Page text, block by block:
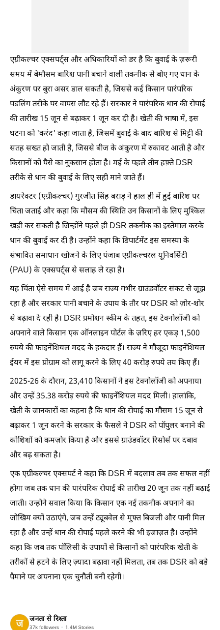
एग्रीकल्चर एक्सपर्ट्स और अधिकारियों को डर है कि बुवाई के ज़रूरी
समय में बेमौसम बारिश पानी बचाने वाली तकनीक से बोए गए धान के
अंकुरण पर बुरा असर डाल सकती है, जिससे कई किसान पारंपरिक
पडलिंग तरीके पर वापस लौट रहे हैं। सरकार ने पारंपरिक धान की रोपाई
की तारीख 15 जून से बढ़ाकर 1 जून कर दी है। खेती की भाषा में, इस
घटना को 'करंद' कहा जाता है, जिसमें बुवाई के बाद बारिश से मिट्टी की
सतह सख्त हो जाती है, जिससे बीज के अंकुरण में रुकावट आती है और
किसानों को पैसे का नुकसान होता है। मई के पहले तीन हफ़्ते DSR
तरीके से धान की बुवाई के लिए सही माने जाते हैं।
डायरेक्टर (एग्रीकल्चर) गुरजीत सिंह बराड़ ने हाल ही में हुई बारिश पर
चिंता जताई और कहा कि मौसम की स्थिति उन किसानों के लिए मुश्किल
खड़ी कर सकती है जिन्होंने पहले ही DSR तकनीक का इस्तेमाल करके
धान की बुवाई कर दी है। उन्होंने कहा कि डिपार्टमेंट इस समस्या के
संभावित समाधान खोजने के लिए पंजाब एग्रीकल्चरल यूनिवर्सिटी
(PAU) के एक्सपर्ट्स से सलाह ले रहा है।
यह चिंता ऐसे समय में आई है जब राज्य गंभीर ग्राउंडवॉटर संकट से जूझ
रहा है और सरकार पानी बचाने के उपाय के तौर पर DSR को ज़ोर-शोर
से बढ़ावा दे रही है। DSR प्रमोशन स्कीम के तहत, इस टेक्नोलॉजी को
अपनाने वाले किसान एक ऑनलाइन पोर्टल के ज़रिए हर एकड़ 1,500
रुपये की फाइनेंशियल मदद के हकदार हैं। राज्य ने मौजूदा फाइनेंशियल
ईयर में इस प्रोग्राम को लागू करने के लिए 40 करोड़ रुपये तय किए हैं।
2025-26 के दौरान, 23,410 किसानों ने इस टेक्नोलॉजी को अपनाया
और उन्हें 35.38 करोड़ रुपये की फाइनेंशियल मदद मिली। हालांकि,
खेती के जानकारों का कहना है कि धान की रोपाई का मौसम 15 जून से
बढ़ाकर 1 जून करने के सरकार के फैसले ने DSR को पॉपुलर बनाने की
कोशिशों को कमज़ोर किया है और इससे ग्राउंडवॉटर रिसोर्स पर दबाव
और बढ़ सकता है।
एक एग्रीकल्चर एक्सपर्ट ने कहा कि DSR में बदलाव तब तक सफल नहीं
होगा जब तक धान की पारंपरिक रोपाई की तारीख 20 जून तक नहीं बढ़ाई
जाती। उन्होंने सवाल किया कि किसान एक नई तकनीक अपनाने का
जोखिम क्यों उठाएंगे, जब उन्हें ट्यूबवेल से मुफ्त बिजली और पानी मिल
रहा है और उन्हें धान की रोपाई पहले करने की भी इजाज़त है। उन्होंने
कहा कि जब तक पॉलिसी के उपायों से किसानों को पारंपरिक खेती के
तरीकों से हटने के लिए ज़्यादा बढ़ावा नहीं मिलता, तब तक DSR को बड़े
पैमाने पर अपनाना एक चुनौती बनी रहेगी।
जनता से रिश्ता
37k followers 1.4M Stories